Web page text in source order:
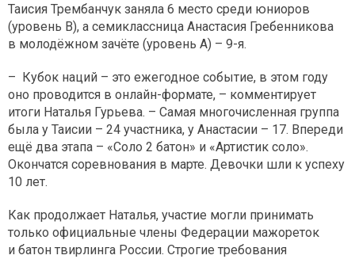
Таисия Трембанчук заняла 6 место среди юниоров
(уровень В), а семиклассница Анастасия Гребенникова
в молодёжном зачёте (уровень А) – 9-я.
– Кубок наций – это ежегодное событие, в этом году
оно проводится в онлайн-формате, – комментирует
итоги Наталья Гурьева. – Самая многочисленная группа
была у Таисии – 24 участника, у Анастасии – 17. Впереди
ещё два этапа – «Соло 2 батон» и «Артистик соло».
Окончатся соревнования в марте. Девочки шли к успеху
10 лет.
Как продолжает Наталья, участие могли принимать
только официальные члены Федерации мажореток
и батон твирлинга России. Строгие требования